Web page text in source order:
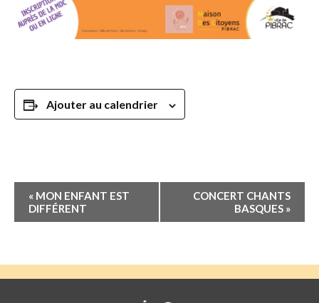
Ajouter au calendrier
Navigation
Évènement
« MON ENFANT EST
DIFFÉRENT
CONCERT CHANTS
BASQUES »